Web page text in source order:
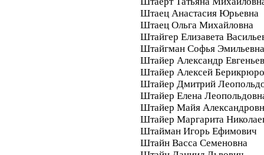
Штаец Анастасия Юрьевна
Штаец Ольга Михайловна
Штайгер Елизавета
Штайгман Софья Эмильевна
Штайер Александр
Штайер Алексей
Штайер Дмитрий
Штайер Елена
Штайер Майя
Штайер Маргарита
Штайман Игорь Ефимович
Штайн Васса Семеновна